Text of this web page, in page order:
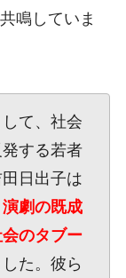
鳴していま
て、社会
する若者
日出子は
演劇の既成
のタブー
た。彼ら